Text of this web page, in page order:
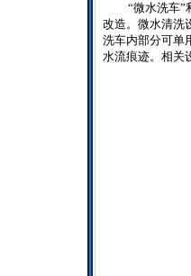
“微水洗车”
改造。微水清洗
洗车内部分可单
水流痕迹。相关